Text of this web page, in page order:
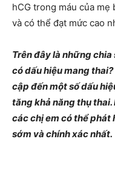
hCG trong máu của
và có thể đạt mức cao
Trên đây là những chia
có dấu hiệu mang
cập đến một số dấu
tăng khả năng thụ
các chị em có thể phát
sớm và chính xác nhất.